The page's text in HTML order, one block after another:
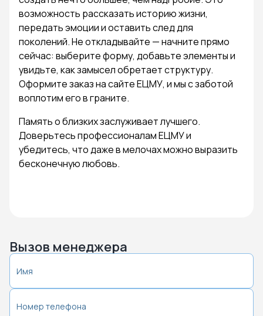
возможность рассказать историю жизни,
передать эмоции и оставить след для
поколений. Не откладывайте — начните прямо
сейчас: выберите форму, добавьте элементы и
увидьте, как замысел обретает структуру.
Оформите заказ на сайте ЕЦМУ, и мы с заботой
воплотим его в граните.
Память о близких заслуживает лучшего.
Доверьтесь профессионалам ЕЦМУ и
убедитесь, что даже в мелочах можно выразить
бесконечную любовь.
Вызов менеджера